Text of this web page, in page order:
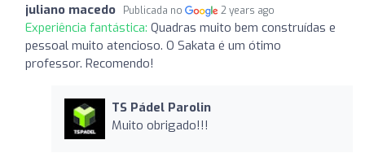
juliano macedo Publicada no 2 years ago
Experiência fantástica: Quadras muito bem construídas e
pessoal muito atencioso. O Sakata é um ótimo
professor. Recomendo!
TS Pádel Parolin
Muito obrigado!!!